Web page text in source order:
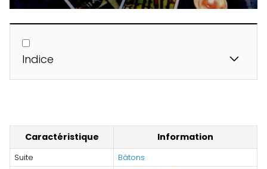
Indice
Caractéristique Information
Suite
Bâtons